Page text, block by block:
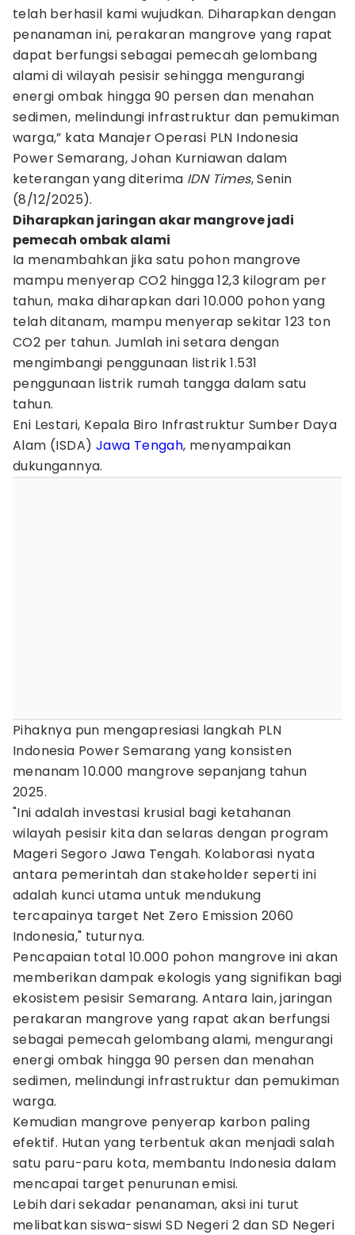
telah berhasil kami wujudkan. Diharapkan dengan
penanaman ini, perakaran mangrove yang rapat
dapat berfungsi sebagai pemecah gelombang
alami di wilayah pesisir sehingga mengurangi
energi ombak hingga 90 persen dan menahan
sedimen, melindungi infrastruktur dan pemukiman
warga,” kata Manajer Operasi PLN Indonesia
Power Semarang, Johan Kurniawan dalam
keterangan yang diterima IDN Times, Senin
(8/12/2025).
Diharapkan jaringan akar mangrove jadi
pemecah ombak alami
Ia menambahkan jika satu pohon mangrove
mampu menyerap CO2 hingga 12,3 kilogram per
tahun, maka diharapkan dari 10.000 pohon yang
telah ditanam, mampu menyerap sekitar 123 ton
CO2 per tahun. Jumlah ini setara dengan
mengimbangi penggunaan listrik 1.531
penggunaan listrik rumah tangga dalam satu
tahun.
Eni Lestari, Kepala Biro Infrastruktur Sumber Daya
Alam (ISDA) Jawa Tengah, menyampaikan
dukungannya.
Pihaknya pun mengapresiasi langkah PLN
Indonesia Power Semarang yang konsisten
menanam 10.000 mangrove sepanjang tahun
2025.
"Ini adalah investasi krusial bagi ketahanan
wilayah pesisir kita dan selaras dengan program
Mageri Segoro Jawa Tengah. Kolaborasi nyata
antara pemerintah dan stakeholder seperti ini
adalah kunci utama untuk mendukung
tercapainya target Net Zero Emission 2060
Indonesia," tuturnya.
Pencapaian total 10.000 pohon mangrove ini akan
memberikan dampak ekologis yang signifikan bagi
ekosistem pesisir Semarang. Antara lain, jaringan
perakaran mangrove yang rapat akan berfungsi
sebagai pemecah gelombang alami, mengurangi
energi ombak hingga 90 persen dan menahan
sedimen, melindungi infrastruktur dan pemukiman
warga.
Kemudian mangrove penyerap karbon paling
efektif. Hutan yang terbentuk akan menjadi salah
satu paru-paru kota, membantu Indonesia dalam
mencapai target penurunan emisi.
Lebih dari sekadar penanaman, aksi ini turut
melibatkan siswa-siswi SD Negeri 2 dan SD Negeri